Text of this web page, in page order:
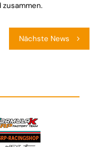
zusammen.
Nächste News